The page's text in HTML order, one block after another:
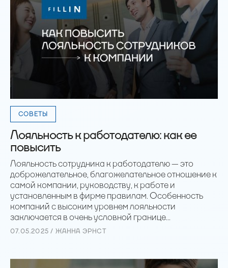
СОВЕТЫ
Лояльность к работодателю: как ее
повысить
Лояльность сотрудника к работодателю — это
доброжелательное, благожелательное отношение к
самой компании, руководству, к работе и
установленным в фирме правилам. Особенность
компаний с высоким уровнем лояльности
заключается в очень условной границе...
07.05.2025 / ЖАННА ЭРНСТ